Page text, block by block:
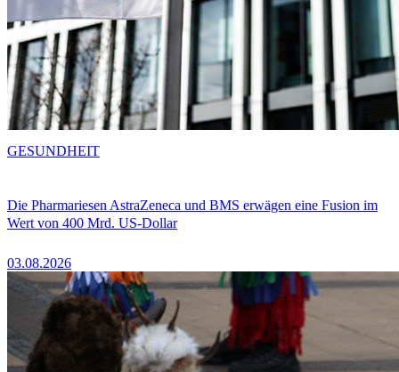
Die Pharmariesen AstraZeneca und BMS erwägen eine Fusion im
Wert von 400 Mrd. US-Dollar
03.08.2026
GESUNDHEIT